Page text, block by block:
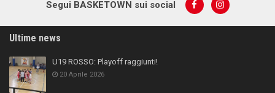
Segui BASKETOWN sui social
Ultime news
U19 ROSSO: Playoff raggiunti!
20 Aprile 2026